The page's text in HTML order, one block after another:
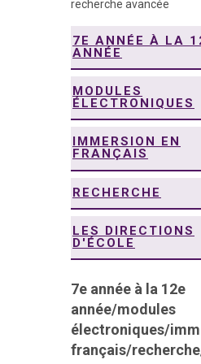
recherche avancée
7E ANNÉE À LA
ANNÉE
MODULES
ÉLECTRONIQUES
IMMERSION EN
FRANÇAIS
RECHERCHE
LES DIRECTIONS
D'ÉCOLE
7e année à la 12e
année/modules
électroniques/
français/recherche